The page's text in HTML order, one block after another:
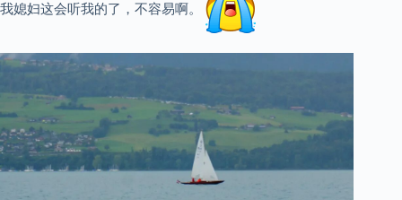
我媳妇这会听我的了，不容易啊。